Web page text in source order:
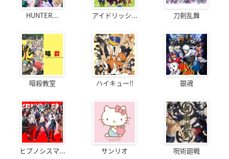
HUNTER... アイドリッシ... 刀剣乱舞
暗殺教室 ハイキュー!! 銀魂
ヒプノシスマ... サンリオ 呪術廻戦